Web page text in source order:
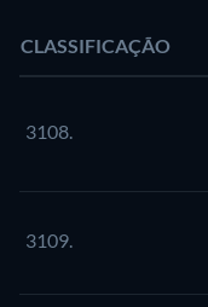
CLASSIFICAÇÃO
3108.
3109.